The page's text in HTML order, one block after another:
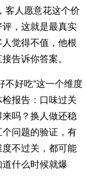
客人愿意花这个价
，这就是最真实
觉得不值，他根
告诉你答案。
不好吃”这一个维度
报告：口味过关
吗？换人做还稳
问题的验证，有
不过关，都可能
什么时候就爆